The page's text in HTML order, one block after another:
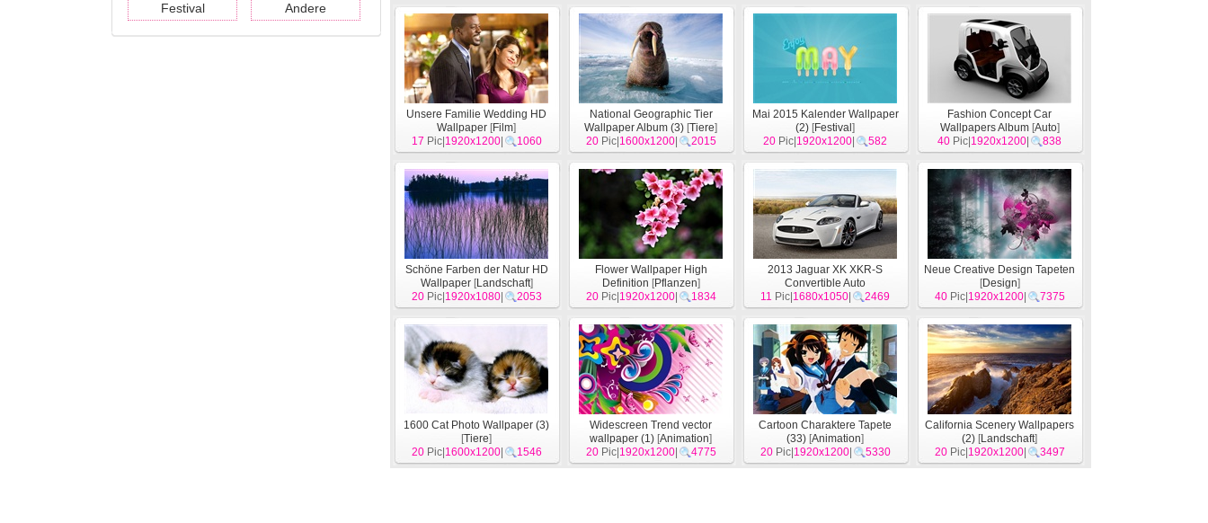
Festival Andere
Unsere Familie Wedding HD
Wallpaper [Film]
17 Pic| 1920x1200| 1060
National Geographic Tier
Wallpaper Album (3) [Tiere]
20Pic| 1600x1200| 2015
Mai 2015 Kalender Wallpaper
(2) [Festival ]
20 Pic| 1920x1200 582
Fashion Concept Car
Wallpapers Album[Auto]
40 Pic| 1920x1200 838
Schöne Farben der Natur HD
Wallpaper[Landschaft]
20Pic| 1920x1080| 2053
Flower Wallpaper High
Definition [Pflanzen]
20Pic| 1920x1200| 1834
2013 Jaguar XK XKR-S
Convertible Auto
Hintergrundbilder [Auto]
11 Pic| 1680x1050 2469
Neue Creative Design Tapeten
[Design]
40Pic| 1920x1200| 7375
1600 Cat Photo Wallpaper (3)
[Tiere]
20Pic| 1600x1200| 1546
Widescreen Trend vector
wallpaper (1) [Animation]
20Pic| 1920x1200| 4775
Cartoon Charaktere Tapete
(33) [Animation]
20Pic| 1920x1200| 5330
California Scenery Wallpapers
(2) [Landschaft]
20Pic| 1920x1200| 3497